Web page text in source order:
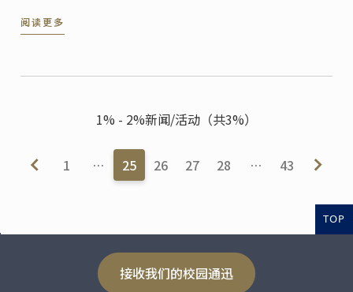
敦、上海、高雄四个蓝带学区的全额奖学金名额。
阅读更多
1% - 2%新闻/活动（共3%）
1 … 25 26 27 28 … 43
TOP
接收我们的校园通迅